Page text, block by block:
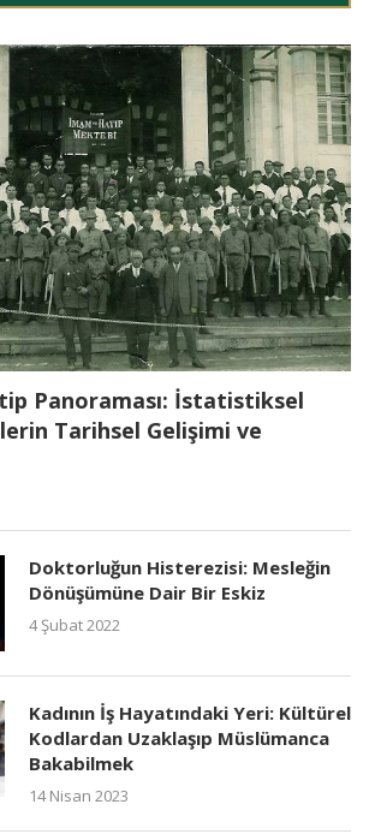
Panoraması: İstatistiksel
Tarihsel Gelişimi ve
Doktorluğun Histerezisi: Mesleğin
Dönüşümüne Dair Bir Eskiz
4 Şubat 2022
Kadının İş Hayatındaki Yeri: Kültürel
Kodlardan Uzaklaşıp Müslümanca
Bakabilmek
14 Nisan 2023